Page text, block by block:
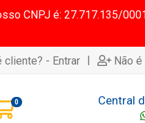
CNPJ é: 27.717.135/
cliente? - Entrar | Não
0 Central